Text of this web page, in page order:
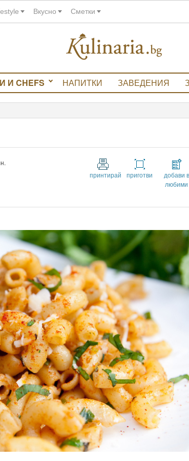
Вкусно Сметки
И CHEFS НАПИТКИ ЗАВЕДЕНИЯ
принтирай приготви
добави в
любими